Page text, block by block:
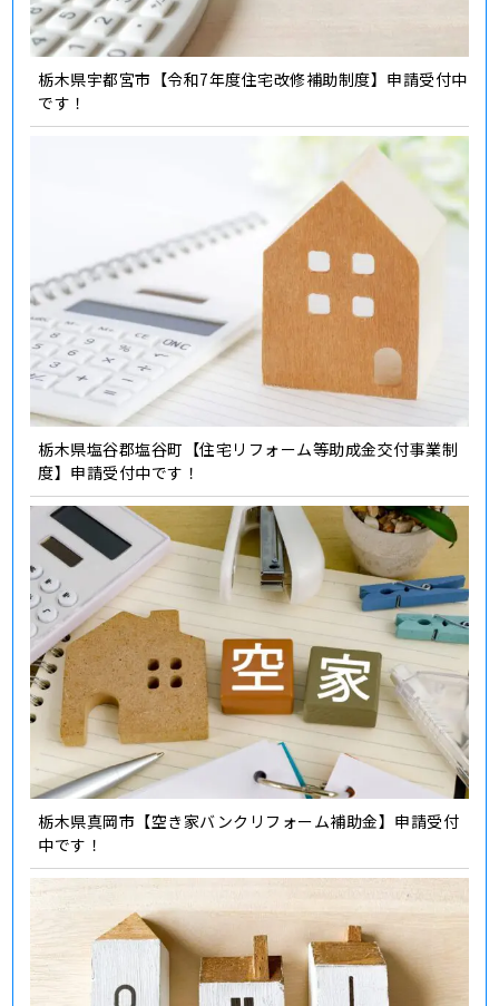
栃木県宇都宮市【令和7年度住宅改修補助制度】申請受付中
です！
栃木県塩谷郡塩谷町【住宅リフォーム等助成金交付事業制
度】申請受付中です！
栃木県真岡市【空き家バンクリフォーム補助金】申請受付
中です！